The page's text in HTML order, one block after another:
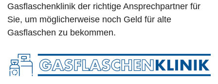
Gasflaschenklinik der richtige Ansprechpartner für
Sie, um möglicherweise noch Geld für alte
Gasflaschen zu bekommen.